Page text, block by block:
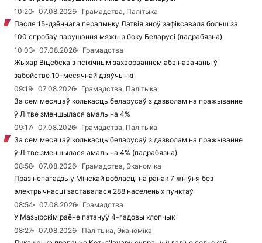
10:20
07.08.2026
Грамадства, Палітыка
Пасля 15-дзённага перапынку Латвія зноў зафіксавала больш за
100 спробаў парушэння мяжы з боку Беларусі (падрабязна)
10:03
07.08.2026
Грамадства
Жыхар Віцебска з псіхічным захворваннем абвінавачаны ў
забойстве 10-месячнай дзяўчынкі
09:19
07.08.2026
Грамадства, Палітыка
За сем месяцаў колькасць беларусаў з дазволам на пражыванне
ў Літве зменшылася амаль на 4%
09:17
07.08.2026
Грамадства, Палітыка
За сем месяцаў колькасць беларусаў з дазволам на пражыванне
ў Літве зменшылася амаль на 4% (падрабязна)
08:58
07.08.2026
Грамадства, Эканоміка
Праз непагадзь у Мінскай вобласці на ранак 7 жніўня без
электрычнасці заставалася 288 населеных пунктаў
08:54
07.08.2026
Грамадства
У Мазырскім раёне патануў 4-гадовы хлопчык
08:27
07.08.2026
Палітыка, Эканоміка